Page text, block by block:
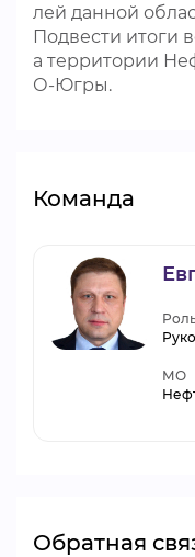
лей данной
Подвести итоги
а территории
О-Югры.
Команда
МО
Обратная